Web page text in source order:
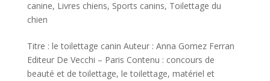
canine, Livres chiens, Sports canins, Toilettage du
chien
Titre : le toilettage canin Auteur : Anna Gomez Ferran
Editeur De Vecchi – Paris Contenu : concours de
beauté et de toilettage, le toilettage, matériel et